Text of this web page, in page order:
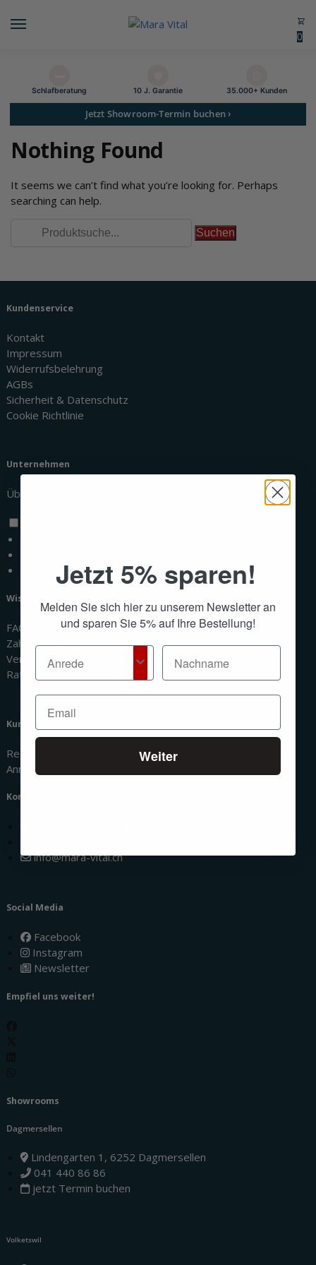
0
Schlaf­beratung 10 J. Garantie 35.000+ Kunden
Jetzt Showroom-Termin buchen ›
Nothing Found
It seems we can’t find what you’re looking for. Perhaps
searching can help.
Kundenservice
Kontakt
Impressum
Widerrufsbelehrung
AGBs
Sicherheit & Datenschutz
Cookie Richtlinie
Unternehmen
Über uns
Wissenswertes
FAQ
Zahlungsmethoden
Versandinformationen
Ratgeber
Kundenbereich
Registrierung
Anmeldung
Kontakt
info@mara-vital.ch
Social Media
Facebook
Instagram
Newsletter
Empfiel uns weiter!
Showrooms
Dagmersellen
Lindengarten 1, 6252 Dagmersellen
041 440 86 86
jetzt Termin buchen
Volketswil
Jetzt 5% sparen!
Melden Sie sich hier zu unserem Newsletter an
und sparen Sie 5% auf Ihre Bestellung!
Weiter